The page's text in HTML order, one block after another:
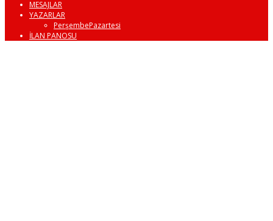
MESAJLAR
YAZARLAR
PerşembePazartesi
İLAN PANOSU